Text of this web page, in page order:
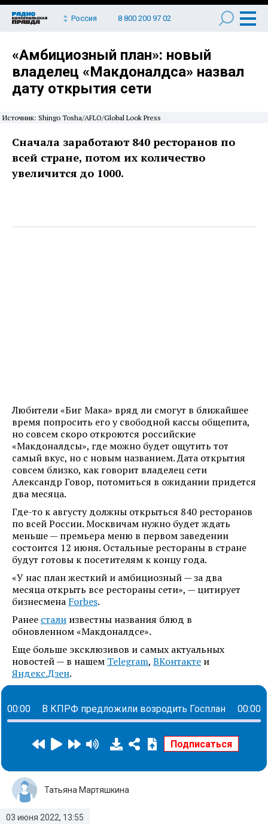
Россия 8 800 200 97 02
«Амбициозный план»: новый
владелец «Макдоналдса» назвал
дату открытия сети
Источник: Shingo Tosha/AFLO/Global Look Press
Сначала заработают 840 ресторанов по
всей стране, потом их количество
увеличится до 1000.
Любители «Биг Мака» вряд ли смогут в ближайшее
время попросить его у свободной кассы общепита,
но совсем скоро откроются российские
«Макдоналдсы», где можно будет ощутить тот
самый вкус, но с новым названием. Дата открытия
совсем близко, как говорит владелец сети
Александр Говор, потомиться в ожидании придется
два месяца.
Где-то к августу должны открыться 840 ресторанов
по всей России. Москвичам нужно будет ждать
меньше — премьера меню в первом заведении
состоится 12 июня. Остальные рестораны в стране
будут готовы к посетителям к концу года.
«У нас план жесткий и амбициозный — за два
месяца открыть все рестораны сети», — цитирует
бизнесмена Forbes.
Ранее стали известны названия блюд в
обновленном «Макдоналдсе».
Еще больше эксклюзивов и самых актуальных
новостей — в нашем Telegram, ВКонтакте и
Яндекс.Дзен.
00:00 В КПРФ предложили возродить Госплан 00:00
03 июня 2022, 13:55
Татьяна Мартяшкина